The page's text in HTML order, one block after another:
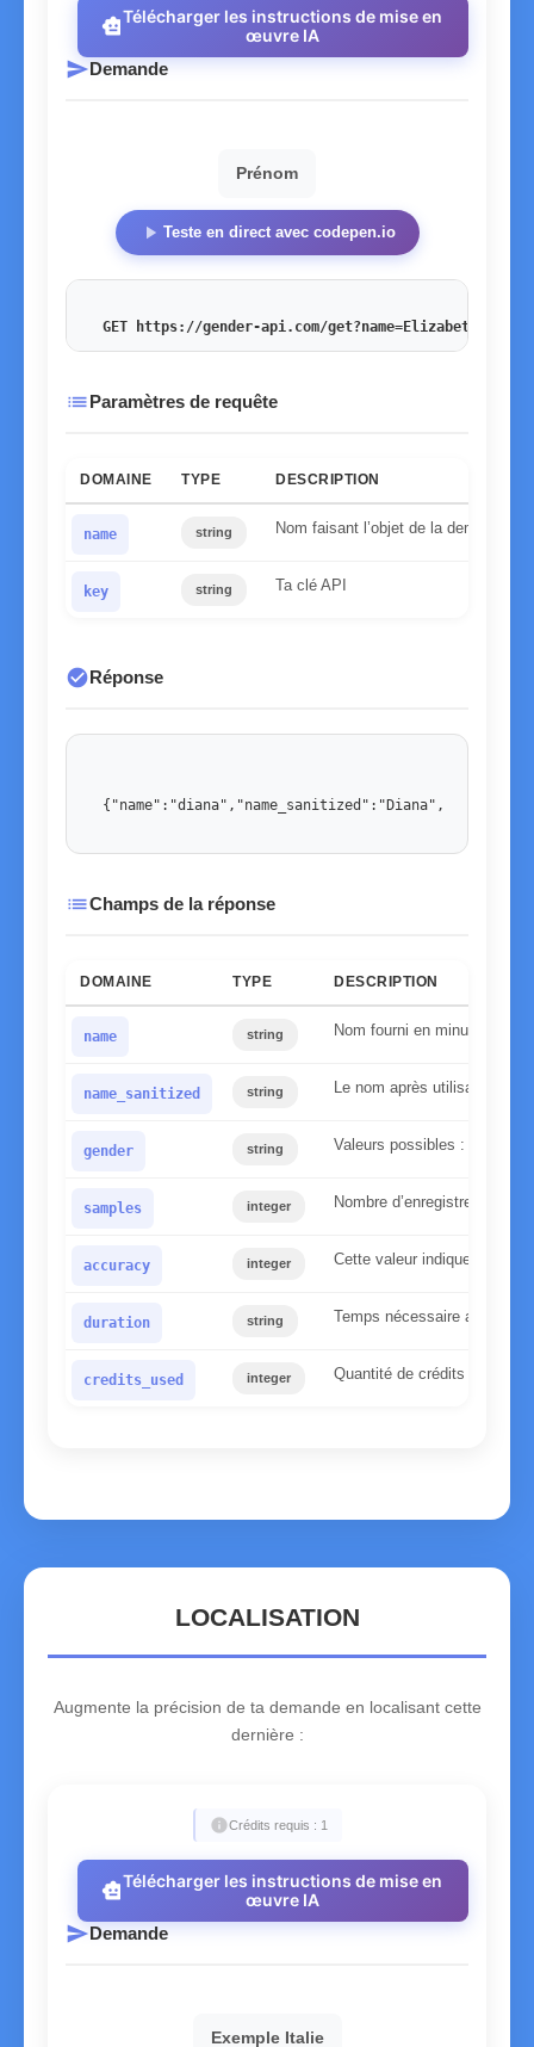
smart_toyTélécharger les instructions de mise en
œuvre IA
sendDemande
Prénom
play_arrow Teste en direct avec codepen.io
GET https://gender-api.com/get?name=Elizabeth
listParamètres de requête
DOMAINE TYPE DESCRIPTION
name string Nom faisant l’objet de la demande
key string Ta clé API
check_circleRéponse
listChamps de la réponse
DOMAINE TYPE DESCRIPTION
name string Nom fourni en minuscules
name_sanitized string Le nom après utilisation de
gender string Valeurs possibles : homme,
samples integer Nombre d’enregistrements
accuracy integer Cette valeur indique la
duration string Temps nécessaire au
credits_used integer Quantité de crédits utilisés
LOCALISATION
Augmente la précision de ta demande en localisant cette
dernière :
infoCrédits requis : 1
smart_toyTélécharger les instructions de mise en
œuvre IA
sendDemande
Exemple Italie